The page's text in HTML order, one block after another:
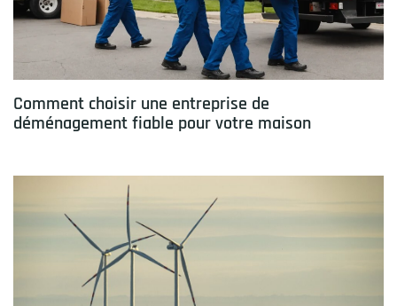
Comment choisir une entreprise de
déménagement fiable pour votre maison